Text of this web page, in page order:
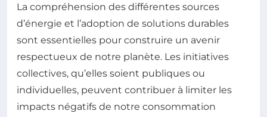
La compréhension des différentes sources
d’énergie et l’adoption de solutions durables
sont essentielles pour construire un avenir
respectueux de notre planète. Les initiatives
collectives, qu’elles soient publiques ou
individuelles, peuvent contribuer à limiter les
impacts négatifs de notre consommation